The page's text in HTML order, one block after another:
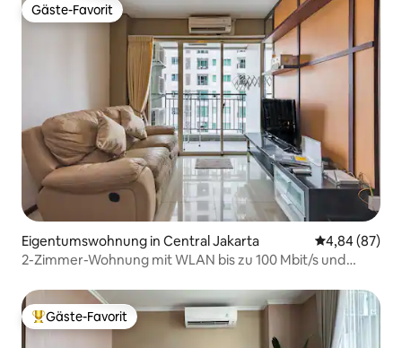
Gäste-Favorit
Gäste-Favorit
Eigentumswohnung in Central Jakarta
4,84 (87)
2-Zimmer-Wohnung mit WLAN bis zu 100 Mbit/s und
Beliebter Gäste-Favorit.
Gäste-Favorit